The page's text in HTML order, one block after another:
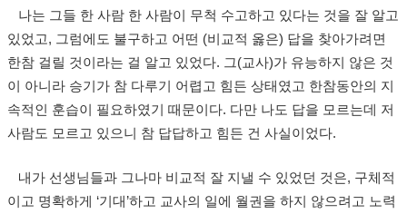
나는 그들 한 사람 한 사람이 무척 수고하고 있다는 것을 잘 알고
있었고, 그럼에도 불구하고 어떤 (비교적 옳은) 답을 찾아가려면
한참 걸릴 것이라는 걸 알고 있었다. 그(교사)가 유능하지 않은 것
이 아니라 승기가 참 다루기 어렵고 힘든 상태였고 한참동안의 지
속적인 훈습이 필요하였기 때문이다. 다만 나도 답을 모르는데 저
사람도 모르고 있으니 참 답답하고 힘든 건 사실이었다.
내가 선생님들과 그나마 비교적 잘 지낼 수 있었던 것은, 구체적
이고 명확하게 ‘기대’하고 교사의 일에 월권을 하지 않으려고 노력